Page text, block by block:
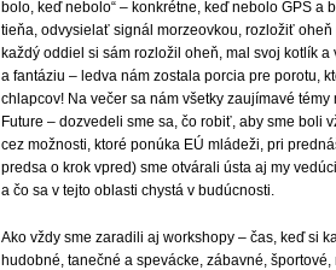
bolo, keď nebolo“ – konkrétne, keď nebolo GPS
tieňa, odvysielať signál morzeovkou, rozložiť
každý oddiel si sám rozložil oheň, mal svoj kotlík
a fantáziu – ledva nám zostala porcia pre porotu,
chlapcov! Na večer sa nám všetky zaujímavé
Future – dozvedeli sme sa, čo robiť, aby sme boli
cez možnosti, ktoré ponúka EÚ mládeži, pri
predsa o krok vpred) sme otvárali ústa aj my
a čo sa v tejto oblasti chystá v budúcnosti.
Ako vždy sme zaradili aj workshopy – čas, keď si
hudobné, tanečné a spevácke, zábavné,